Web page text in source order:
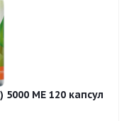
МЕ 120 капсул